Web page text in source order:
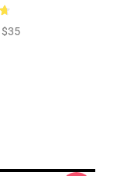
$35